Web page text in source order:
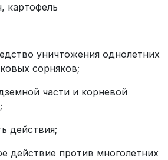
картофель
уничтожения однолетних
сорняков;
части и корневой
действия;
действие против многолетних